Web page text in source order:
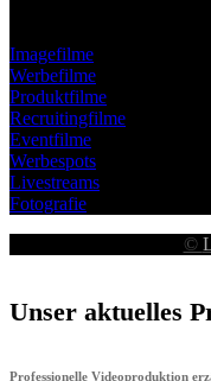
Imagefilme
Werbefilme
Produktfilme
Recruitingfilme
Eventfilme
Werbespots
Livestreams
Fotografie
©
Unser aktuelles
Professionelle Videoproduktion